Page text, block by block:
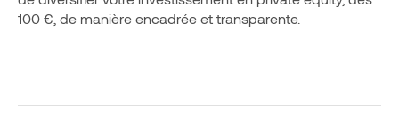
100 €, de manière encadrée et transparente.